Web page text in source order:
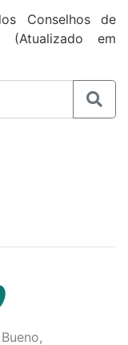
Conselhos de
(Atualizado em